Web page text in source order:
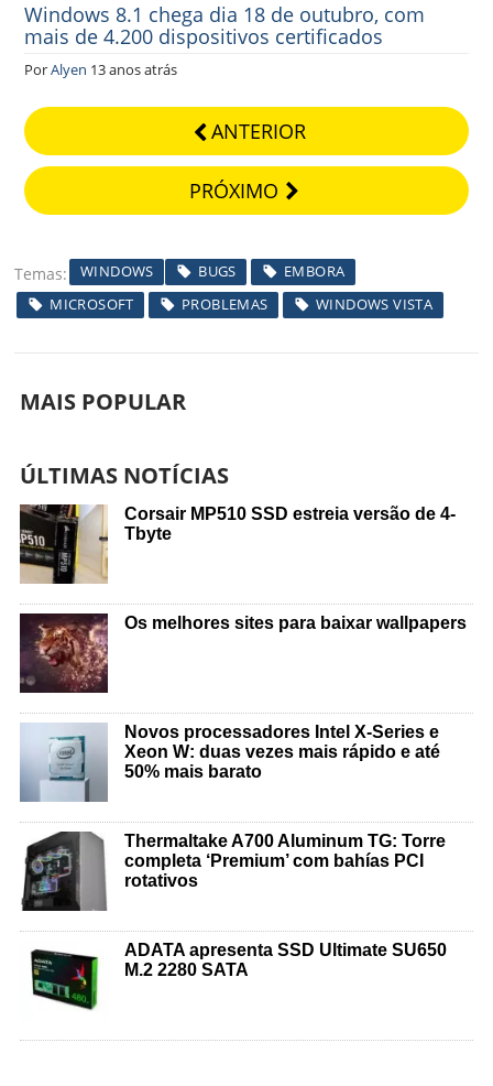
Windows 8.1 chega dia 18 de outubro, com
mais de 4.200 dispositivos certificados
PorAlyen 13 anos atrás
ANTERIOR
PRÓXIMO
Temas WINDOWS BUGS
EMBORA
MICROSOFT
PROBLEMAS WINDOWS VISTA
MAIS POPULAR
ÚLTIMAS NOTÍCIAS
Corsair MP510 SSD estreia versão de 4-
Tbyte
Os melhores sites para baixar wallpapers
Novos processadores Intel X-Series e
Xeon W: duas vezes mais rápido e até
50% mais barato
Thermaltake A700 Aluminum TG: Torre
completa ‘Premium’ com bahías PCI
rotativos
ADATA apresenta SSD Ultimate SU650
M.2 2280 SATA